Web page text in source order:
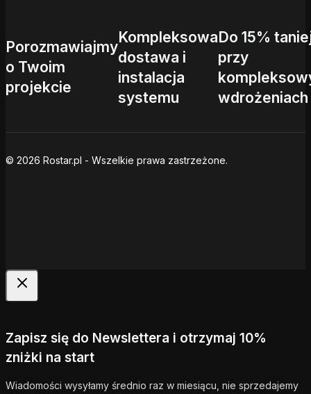
Porozmawiajmy
o Twoim
projekcie
Kompleksowa
dostawa i
instalacja
systemu
Do 15%
przy
wdrożeniach
© 2026 Rostar.pl - Wszelkie prawa zastrzeżone.
Zapisz się do Newslettera i otrzymaj 10%
zniżki na start
Wiadomości wysyłamy średnio raz w miesiącu, nie sprzedajemy